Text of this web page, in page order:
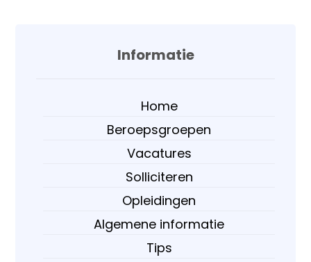
Informatie
Home
Beroepsgroepen
Vacatures
Solliciteren
Opleidingen
Algemene informatie
Tips